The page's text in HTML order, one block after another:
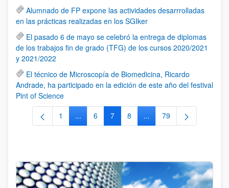
Alumnado de FP expone las actividades desarrrolladas
en las prácticas realizadas en los SGIker
El pasado 6 de mayo se celebró la entrega de diplomas
de los trabajos fin de grado (TFG) de los cursos 2020/2021
y 2021/2022
El técnico de Microscopía de Biomedicina, Ricardo
Andrade, ha participado en la edición de este año del festival
Pint of Science
Página
1 ...Páginas intermedias Use TAB para
Página
6 Página
7 Página
8 ...Páginas intermedias
Página
79